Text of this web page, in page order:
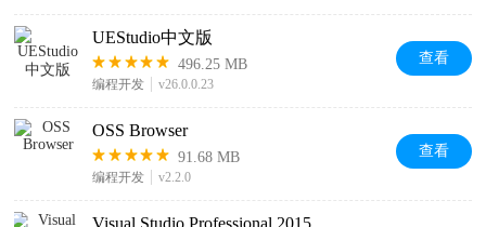
UEStudio中文版
496.25 MB
编程开发 v26.0.0.23
查看
OSS Browser
91.68 MB
编程开发 v2.2.0
查看
Visual Studio Professional 2015